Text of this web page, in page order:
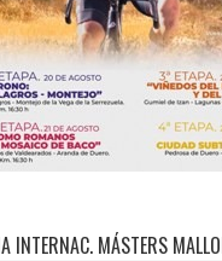
INTERNAC. MÁSTERS